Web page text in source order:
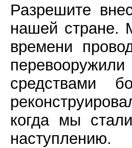
Разрешите
нашей стране.
времени
средствами
когда мы
наступлению.